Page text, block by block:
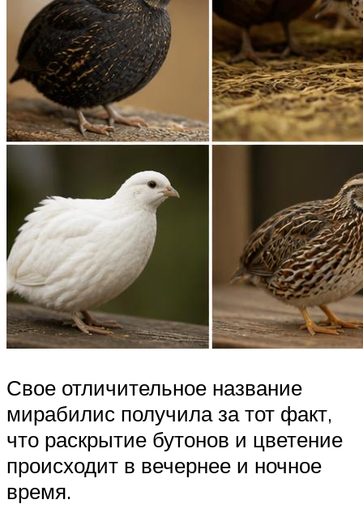
Свое отличительное название
мирабилис получила за тот факт,
что раскрытие бутонов и цветение
происходит в вечернее и ночное
время.